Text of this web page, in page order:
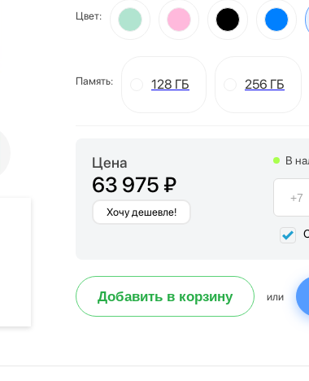
Цвет:
Память: 128 ГБ 256 ГБ
Цена
63 975 ₽
Хочу дешевле!
В
Добавить в корзину или